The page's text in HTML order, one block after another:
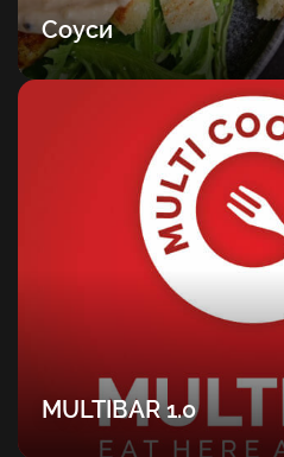
Соуси
MULTIBAR 1.0